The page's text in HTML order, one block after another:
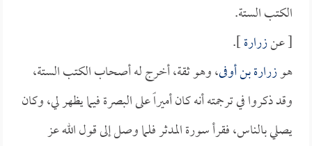
الكتب الستة.
[ عنزرارة].
هوزرارة بن أوفى، وهو ثقة، أخرج له أصحاب الكتب الستة،
وقد ذكروا في ترجمته أنه كان أميراً على البصرة فيما يظهر لي، وكان
يصلي بالناس، فقرأ سورة المدثر فلما وصل إلى قول الله عز